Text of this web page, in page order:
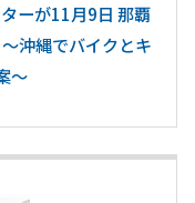
ーが11月9日 那覇
沖縄でバイクとキ
～